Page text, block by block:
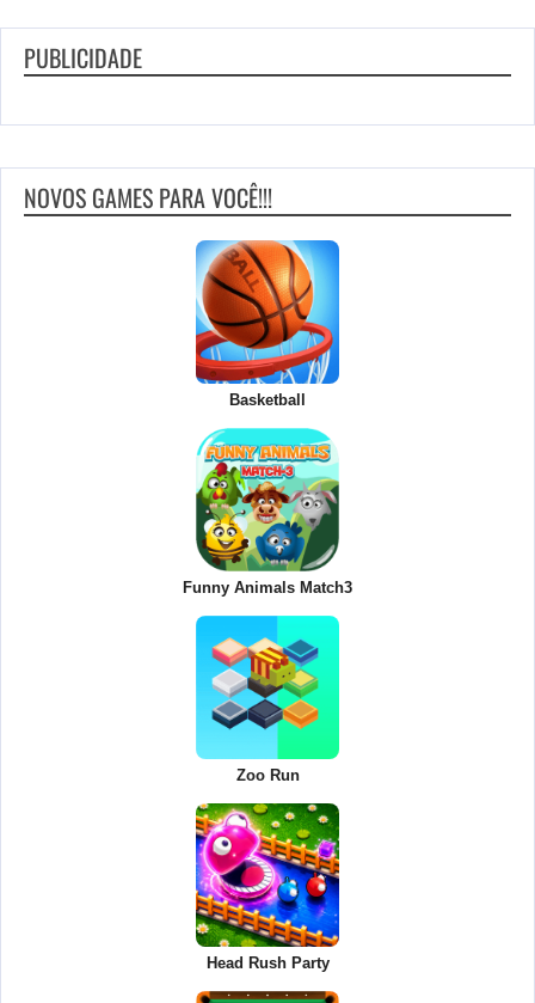
PUBLICIDADE
NOVOS GAMES PARA VOCÊ!!!
Basketball
Funny Animals Match3
Zoo Run
Head Rush Party